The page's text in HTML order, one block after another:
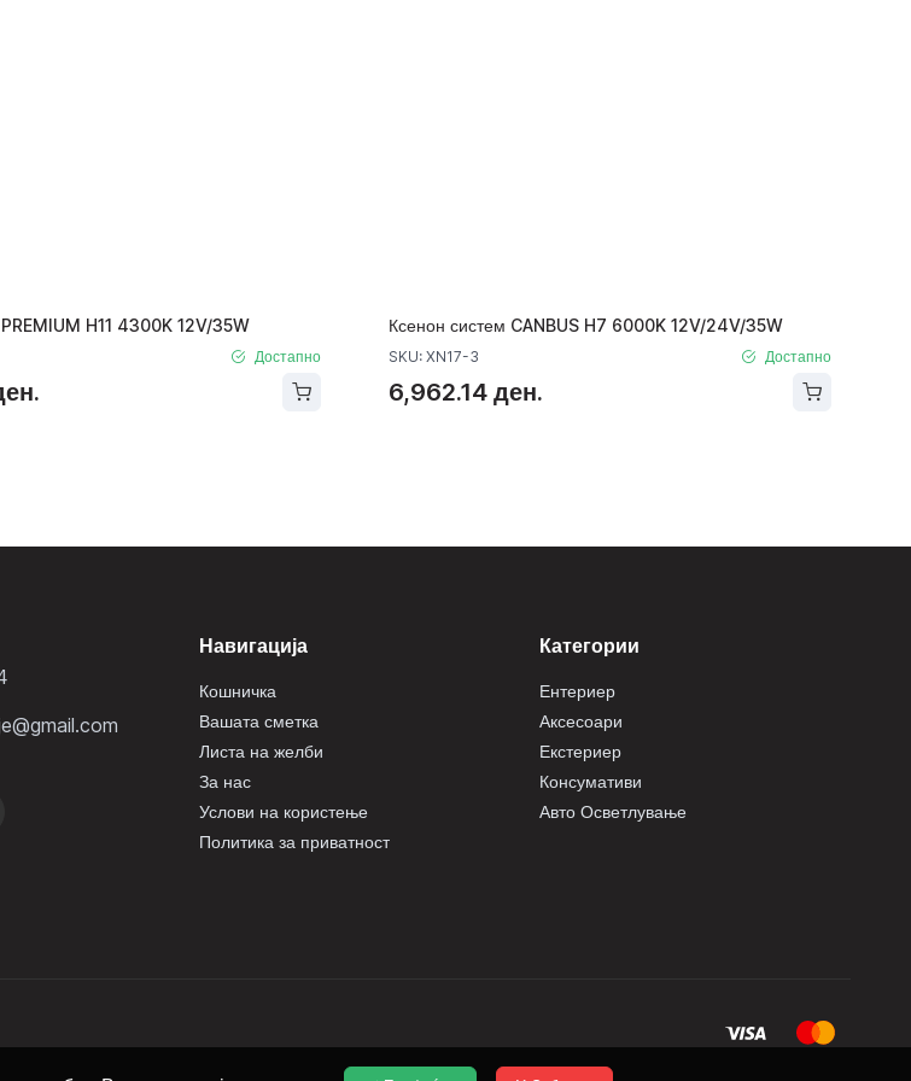
H11 4300K 12V/35W
Достапно
Ксенон систем CANBUS H7 6000K 12V/24V/35W
SKU: XN17-3 Достапно
6,962.14 ден.
Навигација
Кошничка
Вашата сметка
Листа на желби
За нас
Услови на користење
Политика за приватност
Категории
Ентериер
Аксесоари
Екстериер
Консумативи
Авто Осветлување